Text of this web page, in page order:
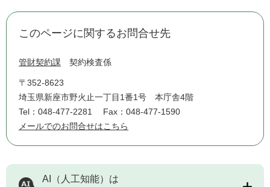
このページに関するお問合せ先
管財契約課 契約検査係
〒352-8623
埼玉県新座市野火止一丁目1番1号 本庁舎4階
Tel：048-477-2281
Fax：048-477-1590
メールでのお問合せはこちら
AI（人工知能）は